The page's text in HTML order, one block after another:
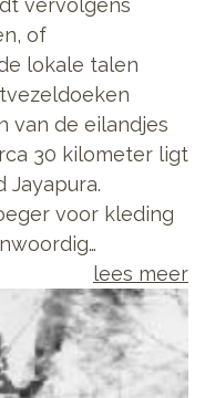
of
lokale talen
van de eilandjes
30 kilometer ligt
voor kleding
lees meer